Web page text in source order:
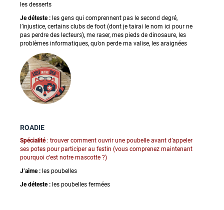
les desserts
Je déteste : les gens qui comprennent pas le second degré,
l’injustice, certains clubs de foot (dont je tairai le nom ici pour ne
pas perdre des lecteurs), me raser, mes pieds de dinosaure, les
problèmes informatiques, qu’on perde ma valise, les araignées
ROADIE
Spécialité: trouver comment ouvrir une poubelle avant d’appeler
ses potes pour participer au festin (vous comprenez maintenant
pourquoi c’est notre mascotte ?)
J’aime : les poubelles
Je déteste : les poubelles fermées